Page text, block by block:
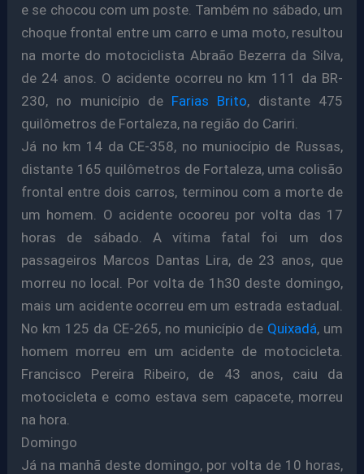
e se chocou com um poste. Também no sábado, um
choque frontal entre um carro e uma moto, resultou
na morte do motociclista Abraão Bezerra da Silva,
de 24 anos. O acidente ocorreu no km 111 da BR-
230, no município de Farias Brito, distante 475
quilômetros de Fortaleza, na região do Cariri.
Já no km 14 da CE-358, no muniocípio de Russas,
distante 165 quilômetros de Fortaleza, uma colisão
frontal entre dois carros, terminou com a morte de
um homem. O acidente ocooreu por volta das 17
horas de sábado. A vítima fatal foi um dos
passageiros Marcos Dantas Lira, de 23 anos, que
morreu no local. Por volta de 1h30 deste domingo,
mais um acidente ocorreu em um estrada estadual.
No km 125 da CE-265, no município de Quixadá, um
homem morreu em um acidente de motocicleta.
Francisco Pereira Ribeiro, de 43 anos, caiu da
motocicleta e como estava sem capacete, morreu
na hora.
Domingo
Já na manhã deste domingo, por volta de 10 horas,